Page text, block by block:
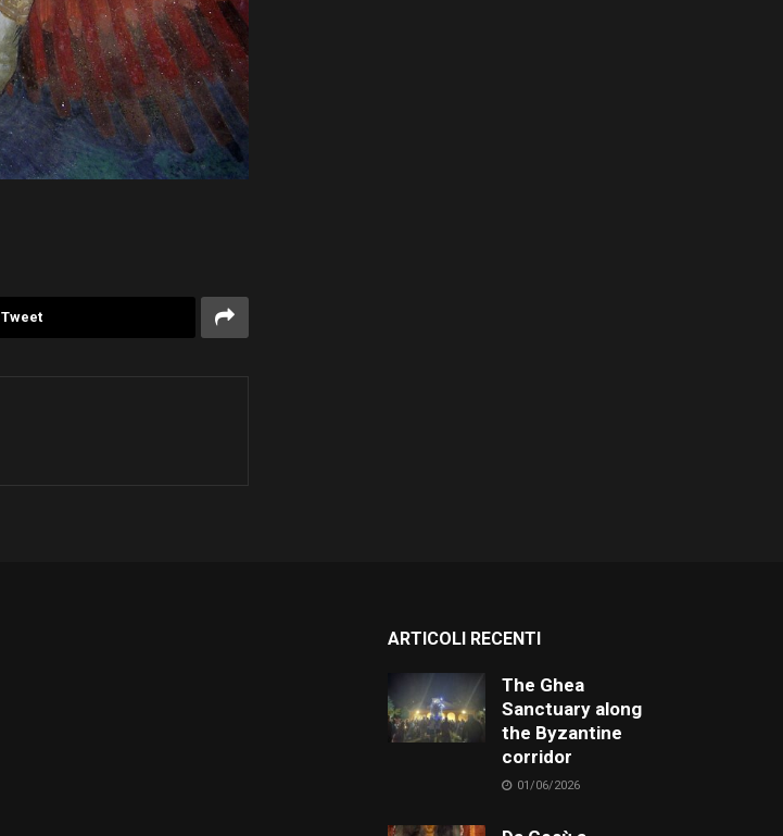
Tweet
ARTICOLI RECENTI
The Ghea
Sanctuary along
the Byzantine
corridor
01/06/2026